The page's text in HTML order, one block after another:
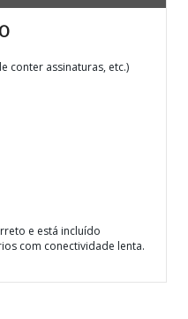
conter assinaturas, etc.)
e está incluído
com conectividade lenta.